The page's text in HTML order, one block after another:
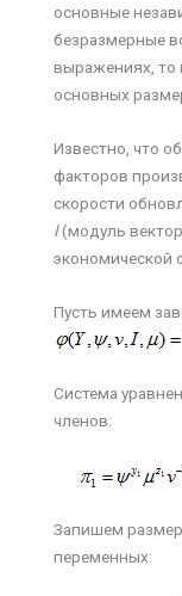
основные
безразмерные
выражениях, то
основных
Известно, что
факторов
скорости
I(модуль
экономической
Пусть имеем
Система
членов:
Запишем
переменных: